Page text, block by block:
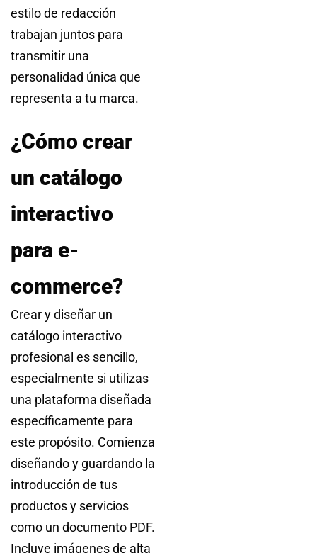
estilo de redacción
trabajan juntos para
transmitir una
personalidad única que
representa a tu marca.
¿Cómo crear
un catálogo
interactivo
para e-
commerce?
Crear y diseñar un
catálogo interactivo
profesional es sencillo,
especialmente si utilizas
una plataforma diseñada
específicamente para
este propósito. Comienza
diseñando y guardando la
introducción de tus
productos y servicios
como un documento PDF.
Incluye imágenes de alta